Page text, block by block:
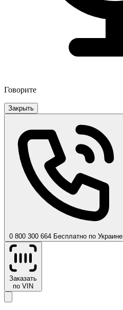
Говорите
Закрыть
0 800 300 664 Бесплатно по Украине
Заказать
по VIN